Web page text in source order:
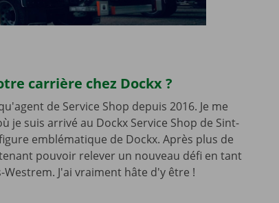
carrière chez Dockx ?
de Service Shop depuis 2016. Je me
je suis arrivé au Dockx Service Shop de Sint-
emblématique de Dockx. Après plus de
pouvoir relever un nouveau défi en tant
J'ai vraiment hâte d'y être !